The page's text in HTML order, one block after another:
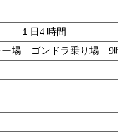
１日4 時間
ー場 ゴンドラ乗り場 9